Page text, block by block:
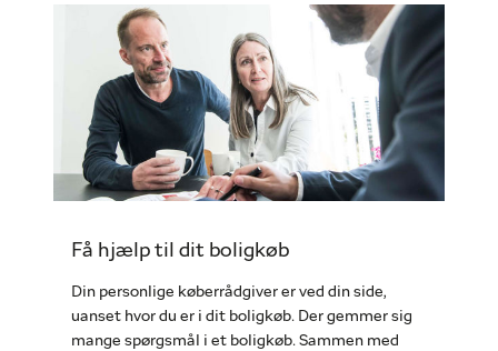
Få hjælp til dit boligkøb
Din personlige køberrådgiver er ved din side,
uanset hvor du er i dit boligkøb. Der gemmer sig
mange spørgsmål i et boligkøb. Sammen med